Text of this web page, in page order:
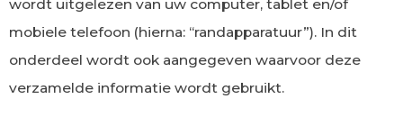
wordt uitgelezen van uw computer, tablet en/of
mobiele telefoon (hierna: “randapparatuur”). In dit
onderdeel wordt ook aangegeven waarvoor deze
verzamelde informatie wordt gebruikt.